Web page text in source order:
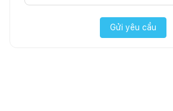
Gửi yêu cầu